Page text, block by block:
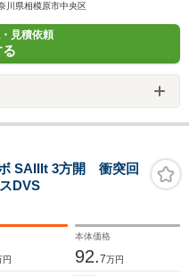
川県相模原市中央区
見積依頼
SAIIIt 3方開 衝突回
DVS
円
本体価格
92.7万円